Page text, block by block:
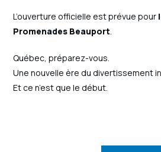
L’ouverture officielle est prévue pour
Promenades Beauport.
Québec, préparez-vous.
Une nouvelle ère du divertissement
Et ce n’est que le début.